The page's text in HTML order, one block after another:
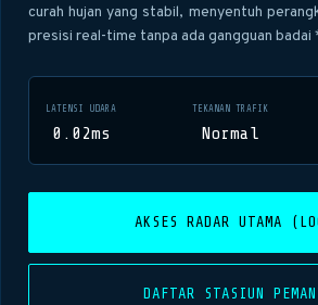
curah hujan yang stabil, menyentuh
presisi real-time tanpa ada gangguan badai
LATENSI UDARA
0.02ms
TEKANAN TRAFIK
Normal
AKSES RADAR UTAMA
DAFTAR STASIUN